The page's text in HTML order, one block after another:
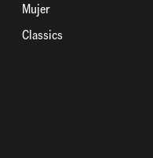
Mujer
Classics